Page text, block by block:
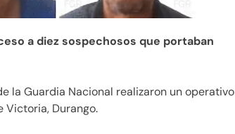
a diez sospechosos que portaban
la Guardia Nacional realizaron un operativo
Victoria, Durango.